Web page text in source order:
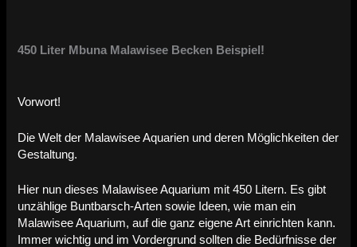
450 Liter Mbuna Malawisee Becken Beispiel!
Vorwort!
Die Welt der Malawisee Aquarien und deren Möglichkeiten der
Gestaltung.
Hier nun dieses Malawisee Aquarium mit 450 Litern. Es gibt
unzählige Buntbarsch-Arten sowie Ideen, wie man ein
Malawisee Aquarium, auf die ganz eigene Art einrichten kann.
Immer wichtig und im Vordergrund sollten die Bedürfnisse der